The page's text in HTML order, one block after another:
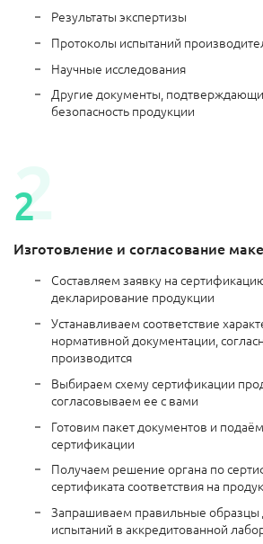
Результаты экспертизы
Протоколы испытаний
Научные исследования
Другие документы,
безопасность продукции
Изготовление и согласование
Составляем заявку на
декларирование продукции
Устанавливаем соответствие
нормативной документации,
производится
Выбираем схему сертификации
согласовываем ее с вами
Готовим пакет документов и
сертификации
Получаем решение органа по
сертификата соответствия на
Запрашиваем правильные образцы
испытаний в аккредитованной